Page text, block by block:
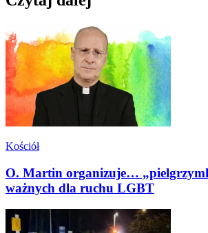
Kościół
O. Martin organizuje…
ważnych dla ruchu LGBT